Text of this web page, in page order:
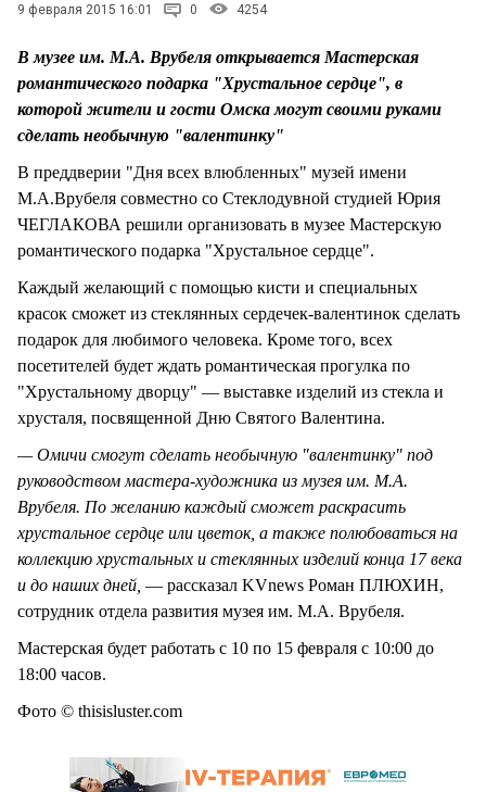
9 февраля 2015 16:01 0 4254
В музее им. М.А. Врубеля открывается Мастерская
романтического подарка "Хрустальное сердце", в
которой жители и гости Омска могут своими руками
сделать необычную "валентинку"
В преддверии "Дня всех влюбленных" музей имени
М.А.Врубеля совместно со Стеклодувной студией Юрия
ЧЕГЛАКОВА решили организовать в музее Мастерскую
романтического подарка "Хрустальное сердце".
Каждый желающий с помощью кисти и специальных
красок сможет из стеклянных сердечек-валентинок сделать
подарок для любимого человека. Кроме того, всех
посетителей будет ждать романтическая прогулка по
"Хрустальному дворцу" — выставке изделий из стекла и
хрусталя, посвященной Дню Святого Валентина.
— Омичи смогут сделать необычную "валентинку" под
руководством мастера-художника из музея им. М.А.
Врубеля. По желанию каждый сможет раскрасить
хрустальное сердце или цветок, а также полюбоваться на
коллекцию хрустальных и стеклянных изделий конца 17 века
и до наших дней, — рассказал KVnews Роман ПЛЮХИН,
сотрудник отдела развития музея им. М.А. Врубеля.
Мастерская будет работать с 10 по 15 февраля с 10:00 до
18:00 часов.
Фото © thisisluster.com